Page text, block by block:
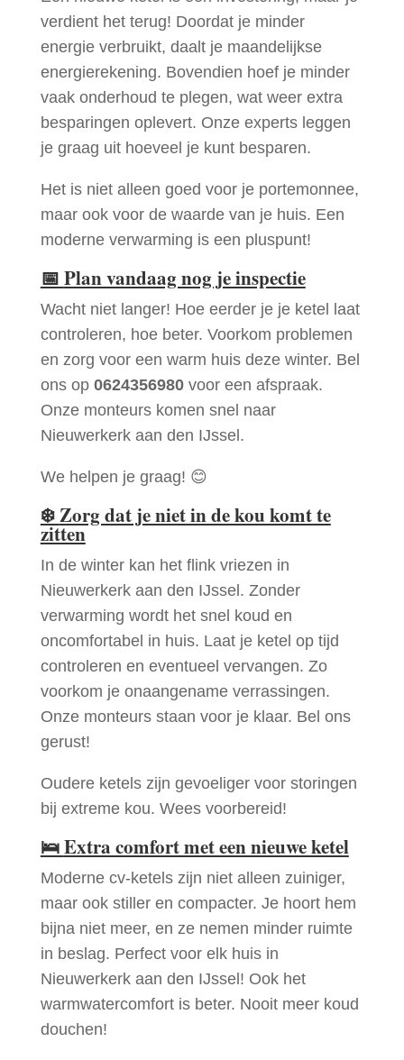
verdient het terug! Doordat je minder
energie verbruikt, daalt je maandelijkse
energierekening. Bovendien hoef je minder
vaak onderhoud te plegen, wat weer extra
besparingen oplevert. Onze experts leggen
je graag uit hoeveel je kunt besparen.
Het is niet alleen goed voor je portemonnee,
maar ook voor de waarde van je huis. Een
moderne verwarming is een pluspunt!
📅 Plan vandaag nog je inspectie
Wacht niet langer! Hoe eerder je je ketel laat
controleren, hoe beter. Voorkom problemen
en zorg voor een warm huis deze winter. Bel
ons op 0624356980voor een afspraak.
Onze monteurs komen snel naar
Nieuwerkerk aan den IJssel.
We helpen je graag! 😊
❄️Zorg dat je niet in de kou komt te
zitten
In de winter kan het flink vriezen in
Nieuwerkerk aan den IJssel. Zonder
verwarming wordt het snel koud en
oncomfortabel in huis. Laat je ketel op tijd
controleren en eventueel vervangen. Zo
voorkom je onaangename verrassingen.
Onze monteurs staan voor je klaar. Bel ons
gerust!
Oudere ketels zijn gevoeliger voor storingen
bij extreme kou. Wees voorbereid!
🛌Extra comfort met een nieuwe ketel
Moderne cv-ketels zijn niet alleen zuiniger,
maar ook stiller en compacter. Je hoort hem
bijna niet meer, en ze nemen minder ruimte
in beslag. Perfect voor elk huis in
Nieuwerkerk aan den IJssel! Ook het
warmwatercomfort is beter. Nooit meer koud
douchen!